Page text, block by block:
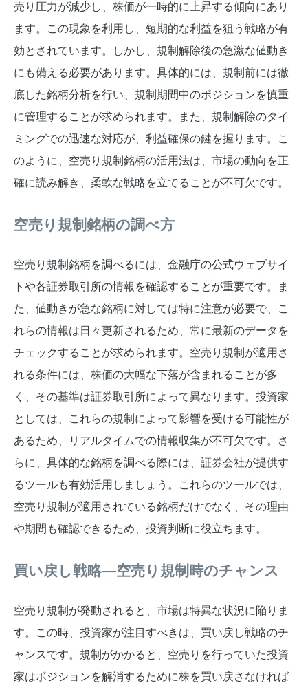
売り圧力が減少し、株価が一時的に上昇する傾向にあり
ます。この現象を利用し、短期的な利益を狙う戦略が有
効とされています。しかし、規制解除後の急激な値動き
にも備える必要があります。具体的には、規制前には徹
底した銘柄分析を行い、規制期間中のポジションを慎重
に管理することが求められます。また、規制解除のタイ
ミングでの迅速な対応が、利益確保の鍵を握ります。こ
のように、空売り規制銘柄の活用法は、市場の動向を正
確に読み解き、柔軟な戦略を立てることが不可欠です。
空売り規制銘柄の調べ方
空売り規制銘柄を調べるには、金融庁の公式ウェブサイ
トや各証券取引所の情報を確認することが重要です。ま
た、値動きが急な銘柄に対しては特に注意が必要で、こ
れらの情報は日々更新されるため、常に最新のデータを
チェックすることが求められます。空売り規制が適用さ
れる条件には、株価の大幅な下落が含まれることが多
く、その基準は証券取引所によって異なります。投資家
としては、これらの規制によって影響を受ける可能性が
あるため、リアルタイムでの情報収集が不可欠です。さ
らに、具体的な銘柄を調べる際には、証券会社が提供す
るツールも有効活用しましょう。これらのツールでは、
空売り規制が適用されている銘柄だけでなく、その理由
や期間も確認できるため、投資判断に役立ちます。
買い戻し戦略—空売り規制時のチャンス
空売り規制が発動されると、市場は特異な状況に陥りま
す。この時、投資家が注目すべきは、買い戻し戦略のチ
ャンスです。規制がかかると、空売りを行っていた投資
家はポジションを解消するために株を買い戻さなければ